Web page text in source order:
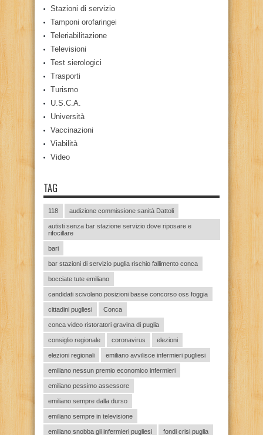
Stazioni di servizio
Tamponi orofaringei
Teleriabilitazione
Televisioni
Test sierologici
Trasporti
Turismo
U.S.C.A.
Università
Vaccinazioni
Viabilità
Video
TAG
118 audizione commissione sanità Dattoli
autisti senza bar stazione servizio dove riposare e
rifocillare
bari
bar stazioni di servizio puglia rischio fallimento conca
bocciate tute emiliano
candidati scivolano posizioni basse concorso oss foggia
cittadini pugliesi Conca
conca video ristoratori gravina di puglia
consiglio regionale coronavirus elezioni
elezioni regionali emiliano avvilisce infermieri pugliesi
emiliano nessun premio economico infermieri
emiliano pessimo assessore
emiliano sempre dalla durso
emiliano sempre in televisione
emiliano snobba gli infermieri pugliesi fondi crisi puglia